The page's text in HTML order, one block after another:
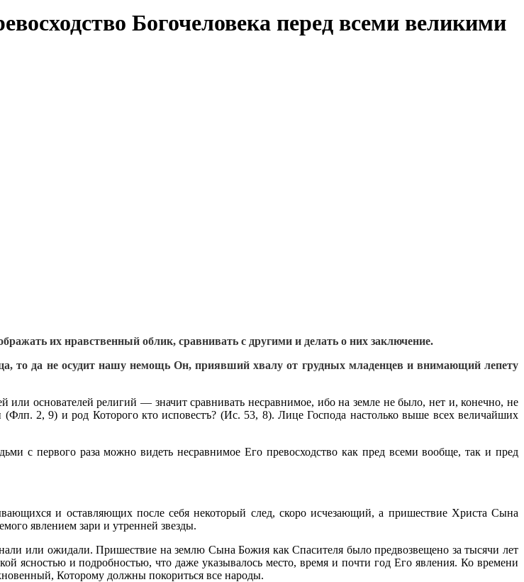
Богочеловека перед всеми великими
их нравственный облик, сравнивать с другими и делать о них заключение.
то да не осудит нашу немощь Он, приявший хвалу от грудных младенцев и внимающий лепету
основателей религий — значит сравнивать несравнимое, ибо на земле не было, нет и, конечно, не
2, 9) и род Которого кто исповестъ? (Ис. 53, 8). Лице Господа настолько выше всех величайших
с первого раза можно видеть несравнимое Его превосходство как пред всеми вообще, так и пред
и оставляющих после себя некоторый след, скоро исчезающий, а пришествие Христа Сына
явлением зари и утренней звезды.
или ожидали. Пришествие на землю Сына Божия как Спасителя было предвозвещено за тысячи лет
ясностью и подробностью, что даже указывалось место, время и почти год Его явления. Ко времени
Которому должны покориться все народы.